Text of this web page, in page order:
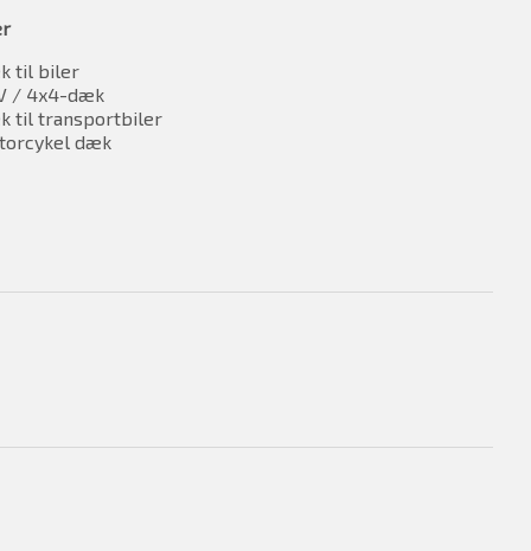
til biler
/ 4x4-dæk
til transportbiler
dæk